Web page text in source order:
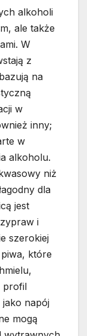
alkoholi
ale także
W
z
na
w
inny;
w
alkoholu.
niż
dla
jest
i
szerokiej
które
profil
napój
mogą